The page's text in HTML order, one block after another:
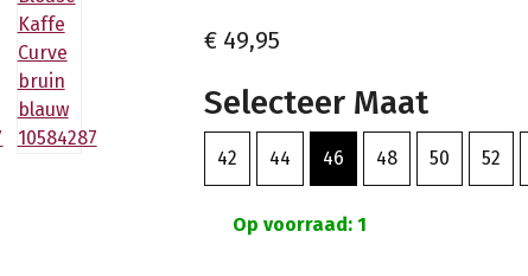
€ 49,95
Selecteer Maat
42 44 46 48 50 52
Op voorraad: 1